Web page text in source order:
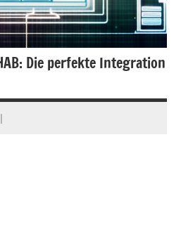
Die perfekte Integration